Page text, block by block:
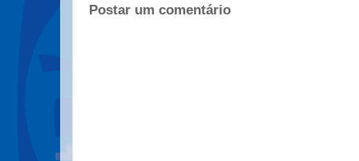
Postar um comentário